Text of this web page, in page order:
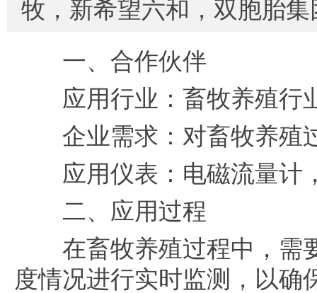
牧，新希望六和，双胞胎
一、合作伙伴
应用行业：畜牧养殖行
企业需求：对畜牧养殖过
应用仪表：电磁流量计
二、应用过程
在畜牧养殖过程中，需要
度情况进行实时监测，以确